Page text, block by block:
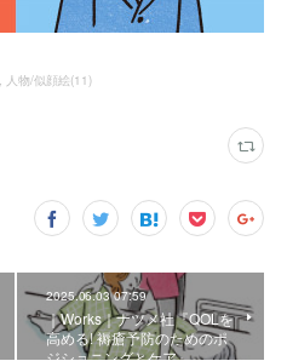
人物/似顔絵(11)
2025.06.03 07:59
｜Works｜ナツメ社『QOLを
高める! 褥瘡予防のためのポ
ジショニングとケア』